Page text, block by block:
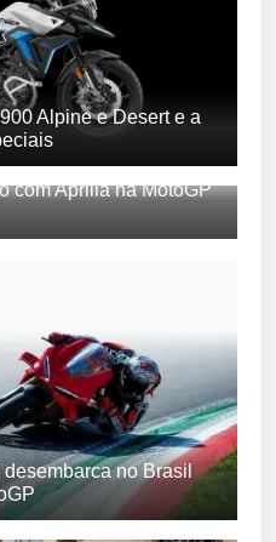
Alpine e Desert e a
com Aprilia na MotoGP
no Brasil